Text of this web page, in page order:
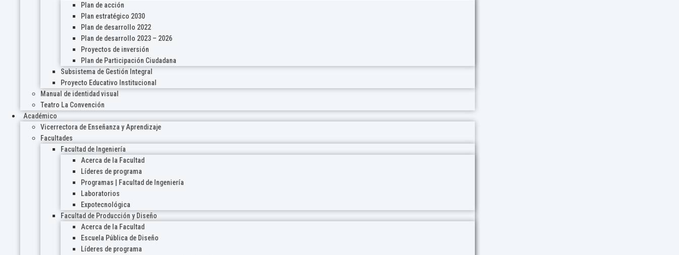
Plan de acción
Plan estratégico 2030
Plan de desarrollo 2022
Plan de desarrollo 2023 – 2026
Proyectos de inversión
Plan de Participación Ciudadana
Subsistema de Gestión Integral
Proyecto Educativo Institucional
Manual de identidad visual
Teatro La Convención
Académico
Vicerrectora de Enseñanza y Aprendizaje
Facultades
Facultad de Ingeniería
Acerca de la Facultad
Líderes de programa
Programas | Facultad de Ingeniería
Laboratorios
Expotecnológica
Facultad de Producción y Diseño
Acerca de la Facultad
Escuela Pública de Diseño
Líderes de programa